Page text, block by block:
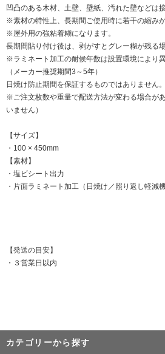
凹凸のある木材、土壁、壁紙、汚れた壁などは
※素材の特性上、長期間ご使用時に若干の縮み
※屋外用の強粘着糊になります。
長期間貼り付け後は、剥がすとグレー糊が残る
※ラミネート加工の耐候年数は設置環境により異
（メーカー推奨期間3～5年）
日焼け防止期間を保証するものではありません。
※ご注文枚数や重量で配送方法が変わる場合が
いません）
【サイズ】
・100 × 450mm
【素材】
・塩ビシート出力
・片面ラミネート加工（日焼け／照り返し軽減機
【発送の目安】
・３営業日以内
カテゴリーから探す